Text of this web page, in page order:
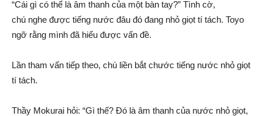
“Cái gì có thể là âm thanh của một bàn tay?” Tình cờ,
chú nghe được tiếng nước đâu đó đang nhỏ giọt tí tách. Toyo
ngỡ rằng mình đã hiểu được vấn đề.
Lần tham vấn tiếp theo, chú liền bắt chước tiếng nước nhỏ giọt
tí tách.
Thầy Mokurai hỏi: “Gì thế? Đó là âm thanh của nước nhỏ giọt,